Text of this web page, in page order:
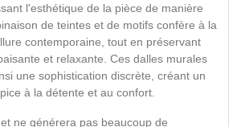
l'esthétique de la pièce de manière
de teintes et de motifs confère à la
contemporaine, tout en préservant
et relaxante. Ces dalles murales
une sophistication discrète, créant un
à la détente et au confort.
ne générera pas beaucoup de